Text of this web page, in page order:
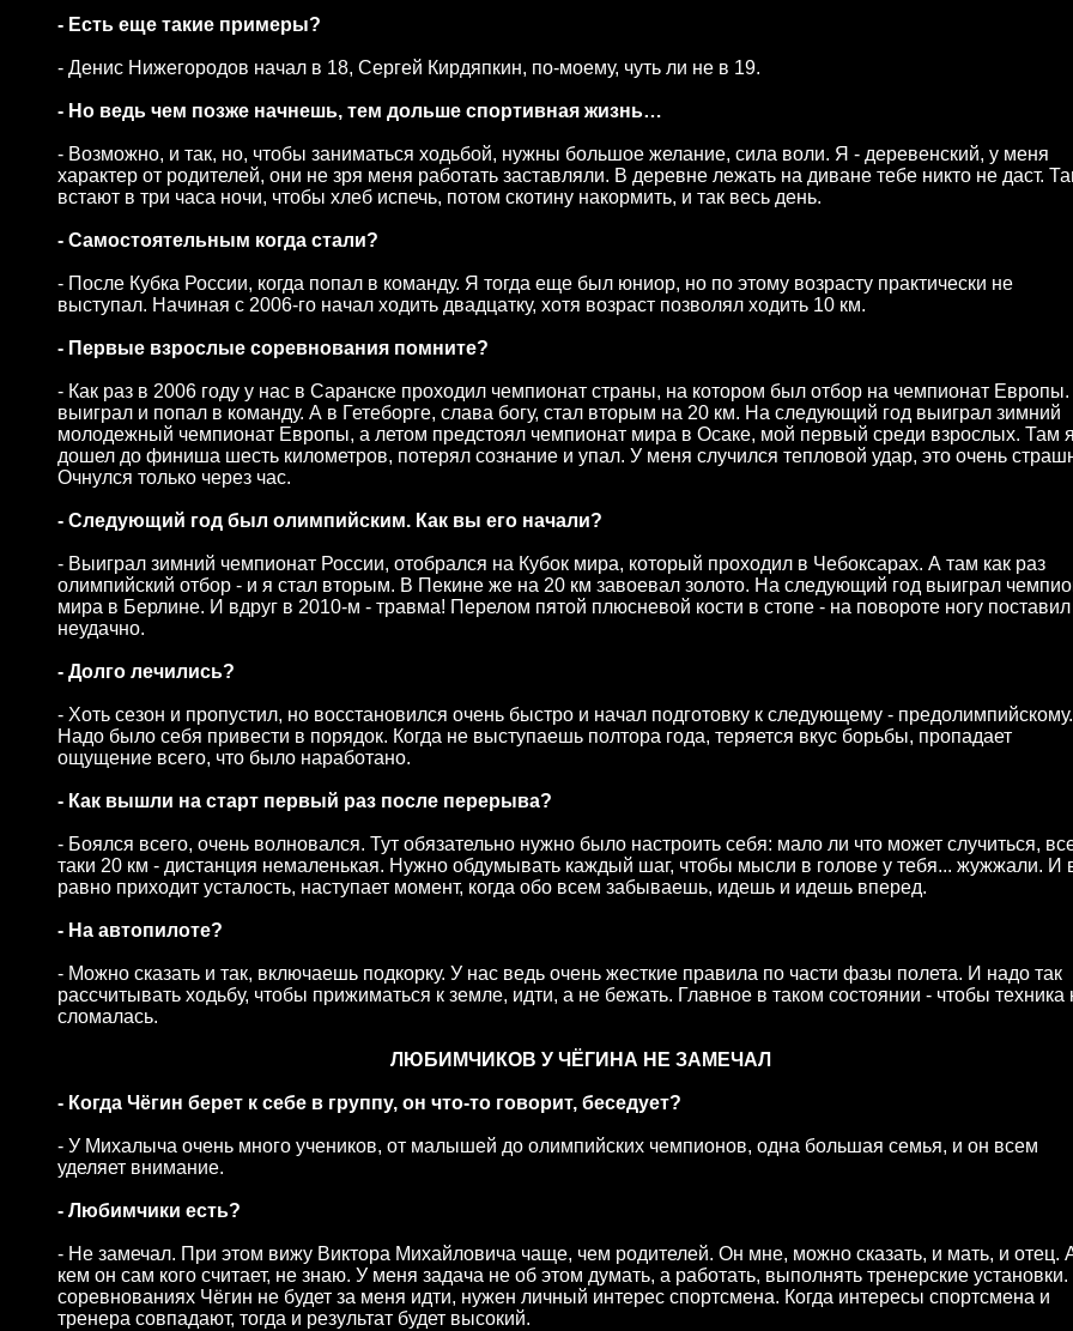
- Есть еще такие примеры?
- Денис Нижегородов начал в 18, Сергей Кирдяпкин, по-моему, чуть ли не в 19.
- Но ведь чем позже начнешь, тем дольше спортивная жизнь…
- Возможно, и так, но, чтобы заниматься ходьбой, нужны большое желание, сила воли. Я - деревенский, у меня
характер от родителей, они не зря меня работать заставляли. В деревне лежать на диване тебе никто не даст.
встают в три часа ночи, чтобы хлеб испечь, потом скотину накормить, и так весь день.
- Самостоятельным когда стали?
- После Кубка России, когда попал в команду. Я тогда еще был юниор, но по этому возрасту практически не
выступал. Начиная с 2006-го начал ходить двадцатку, хотя возраст позволял ходить 10 км.
- Первые взрослые соревнования помните?
- Как раз в 2006 году у нас в Саранске проходил чемпионат страны, на котором был отбор на чемпионат Европы.
выиграл и попал в команду. А в Гетеборге, слава богу, стал вторым на 20 км. На следующий год выиграл зимний
молодежный чемпионат Европы, а летом предстоял чемпионат мира в Осаке, мой первый среди взрослых. Там
дошел до финиша шесть километров, потерял сознание и упал. У меня случился тепловой удар, это очень
Очнулся только через час.
- Следующий год был олимпийским. Как вы его начали?
- Выиграл зимний чемпионат России, отобрался на Кубок мира, который проходил в Чебоксарах. А там как раз
олимпийский отбор - и я стал вторым. В Пекине же на 20 км завоевал золото. На следующий год выиграл
мира в Берлине. И вдруг в 2010-м - травма! Перелом пятой плюсневой кости в стопе - на повороте ногу поставил
неудачно.
- Долго лечились?
- Хоть сезон и пропустил, но восстановился очень быстро и начал подготовку к следующему - предолимпийскому.
Надо было себя привести в порядок. Когда не выступаешь полтора года, теряется вкус борьбы, пропадает
ощущение всего, что было наработано.
- Как вышли на старт первый раз после перерыва?
- Боялся всего, очень волновался. Тут обязательно нужно было настроить себя: мало ли что может случиться,
таки 20 км - дистанция немаленькая. Нужно обдумывать каждый шаг, чтобы мысли в голове у тебя... жужжали. И
равно приходит усталость, наступает момент, когда обо всем забываешь, идешь и идешь вперед.
- На автопилоте?
- Можно сказать и так, включаешь подкорку. У нас ведь очень жесткие правила по части фазы полета. И надо так
рассчитывать ходьбу, чтобы прижиматься к земле, идти, а не бежать. Главное в таком состоянии - чтобы техника
сломалась.
ЛЮБИМЧИКОВ У ЧЁГИНА НЕ ЗАМЕЧАЛ
- Когда Чёгин берет к себе в группу, он что-то говорит, беседует?
- У Михалыча очень много учеников, от малышей до олимпийских чемпионов, одна большая семья, и он всем
уделяет внимание.
- Любимчики есть?
- Не замечал. При этом вижу Виктора Михайловича чаще, чем родителей. Он мне, можно сказать, и мать, и отец.
кем он сам кого считает, не знаю. У меня задача не об этом думать, а работать, выполнять тренерские
соревнованиях Чёгин не будет за меня идти, нужен личный интерес спортсмена. Когда интересы спортсмена и
тренера совпадают, тогда и результат будет высокий.